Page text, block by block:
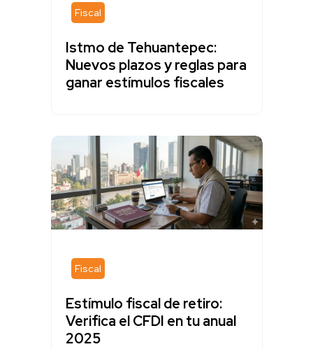
Fiscal
Istmo de Tehuantepec:
Nuevos plazos y reglas para
ganar estímulos fiscales
Fiscal
Estímulo fiscal de retiro:
Verifica el CFDI en tu anual
2025